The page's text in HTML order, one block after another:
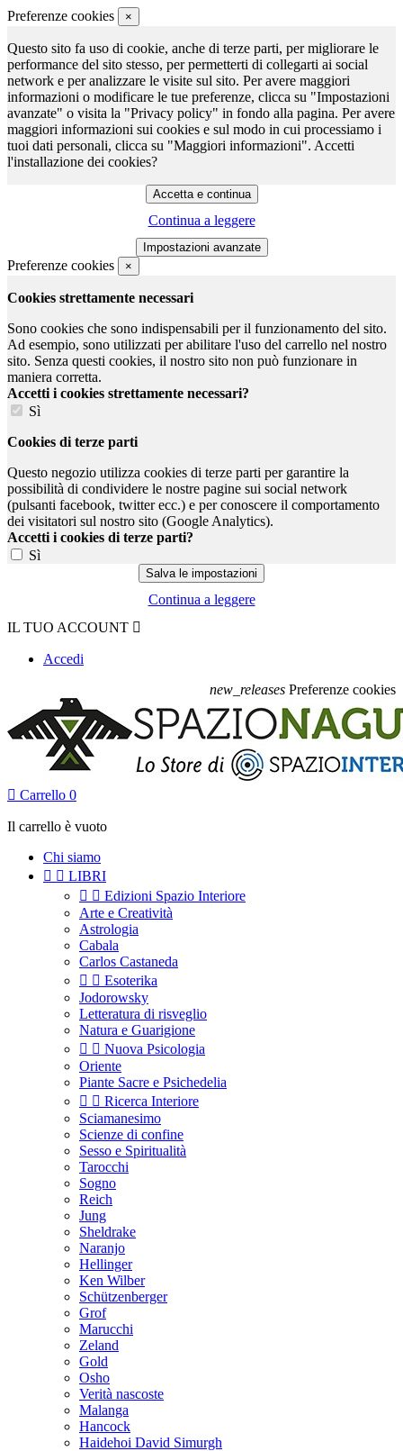
Preferenze cookies ×
Questo sito fa uso di cookie, anche di terze parti, per migliorare le
performance del sito stesso, per permetterti di collegarti ai social
network e per analizzare le visite sul sito. Per avere maggiori
informazioni o modificare le tue preferenze, clicca su "Impostazioni
avanzate" o visita la "Privacy policy" in fondo alla pagina. Per avere
maggiori informazioni sui cookies e sul modo in cui processiamo i
tuoi dati personali, clicca su "Maggiori informazioni". Accetti
l'installazione dei cookies?
Continua a leggere
Preferenze cookies ×
Cookies strettamente necessari
Sono cookies che sono indispensabili per il funzionamento del sito.
Ad esempio, sono utilizzati per abilitare l'uso del carrello nel nostro
sito. Senza questi cookies, il nostro sito non può funzionare in
maniera corretta.
Accetti i cookies strettamente necessari?
Sì
Cookies di terze parti
Questo negozio utilizza cookies di terze parti per garantire la
possibilità di condividere le nostre pagine sui social network
(pulsanti facebook, twitter ecc.) e per conoscere il comportamento
dei visitatori sul nostro sito (Google Analytics).
Accetti i cookies di terze parti?
Sì
Continua a leggere
IL TUO ACCOUNT 
Accedi
new_releases Preferenze cookies
 Carrello 0
Il carrello è vuoto
Chi siamo
  LIBRI
  Edizioni Spazio Interiore
Arte e Creatività
Astrologia
Cabala
Carlos Castaneda
  Esoterika
Jodorowsky
Letteratura di risveglio
Natura e Guarigione
  Nuova Psicologia
Oriente
Piante Sacre e Psichedelia
  Ricerca Interiore
Sciamanesimo
Scienze di confine
Sesso e Spiritualità
Tarocchi
Sogno
Reich
Jung
Sheldrake
Naranjo
Hellinger
Ken Wilber
Schützenberger
Grof
Marucchi
Zeland
Gold
Osho
Verità nascoste
Malanga
Hancock
Haidehoi David Simurgh